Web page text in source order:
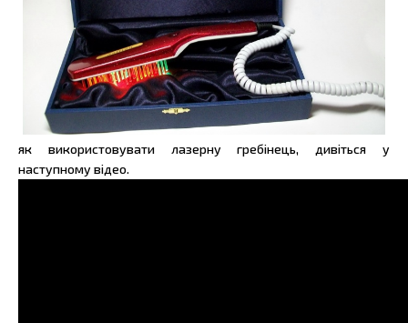
як використовувати лазерну гребінець, дивіться у
наступному відео.